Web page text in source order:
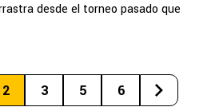
desde el torneo pasado que
2 3 5 6